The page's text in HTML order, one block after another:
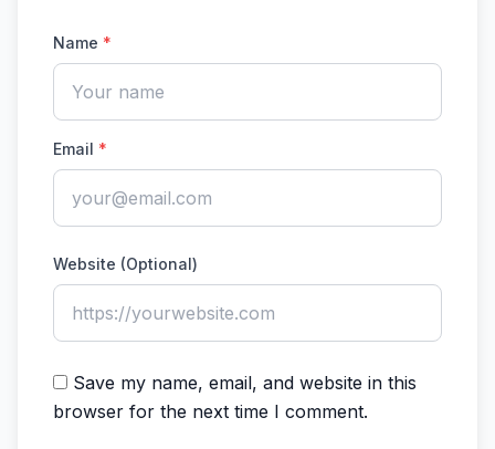
Name *
Email *
Website (Optional)
Save my name, email, and website in this
browser for the next time I comment.